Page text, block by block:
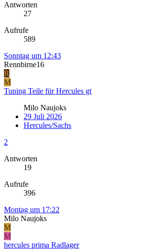
Antworten
27
Aufrufe
589
Sonntag um 12:43
Rennbirne16
R
M
Tuning Teile für Hercules gt
Milo Naujoks
29 Juli 2026
Hercules/Sachs
2
Antworten
19
Aufrufe
396
Montag um 17:22
Milo Naujoks
M
M
hercules prima Radlager